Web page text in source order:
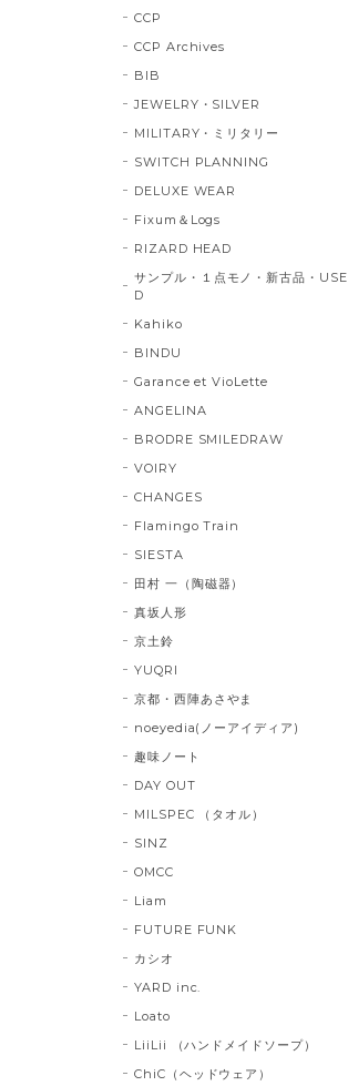
CCP
CCP Archives
BIB
JEWELRY・SILVER
MILITARY・ミリタリー
SWITCH PLANNING
DELUXE WEAR
Fixum＆Logs
RIZARD HEAD
サンプル・１点モノ・新古品・USE
D
Kahiko
BINDU
Garance et VioLette
ANGELINA
BRODRE SMILEDRAW
VOIRY
CHANGES
Flamingo Train
SIESTA
田村 一（陶磁器）
真坂人形
京土鈴
YUQRI
京都・西陣あさやま
noeyedia(ノーアイディア)
趣味ノート
DAY OUT
MILSPEC （タオル）
SINZ
OMCC
Liam
FUTURE FUNK
カシオ
YARD inc.
Loato
LiiLii （ハンドメイドソープ）
ChiC（ヘッドウェア）